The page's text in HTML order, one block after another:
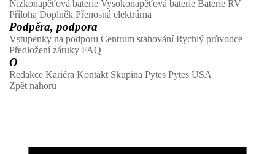
Nízkonapěťová baterie Vysokonapěťová baterie Baterie RV
Příloha Doplněk Přenosná elektrárna
Podpěra, podpora
Vstupenky na podporu Centrum stahování Rychlý průvodce
Předložení záruky FAQ
O
Redakce Kariéra Kontakt Skupina Pytes Pytes USA
Zpět nahoru